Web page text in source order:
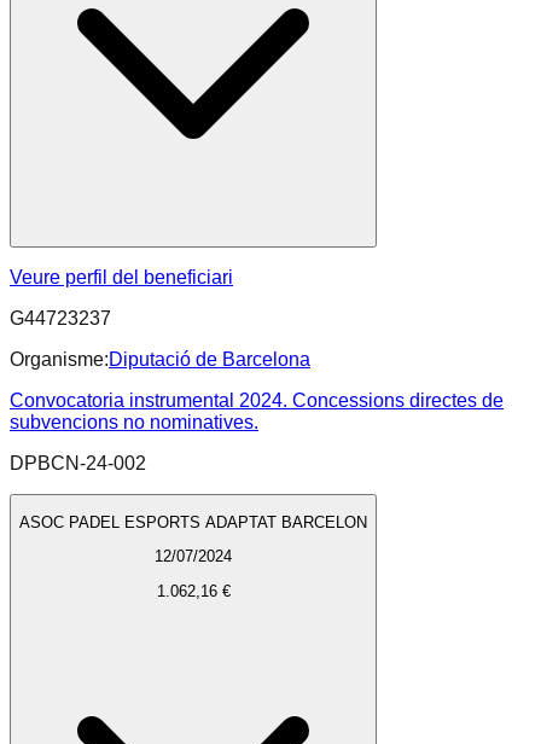
Veure perfil del beneficiari
G44723237
Organisme:Diputació de Barcelona
Convocatoria instrumental 2024. Concessions directes de
subvencions no nominatives.
DPBCN-24-002
ASOC PADEL ESPORTS ADAPTAT BARCELON
12/07/2024
1.062,16 €